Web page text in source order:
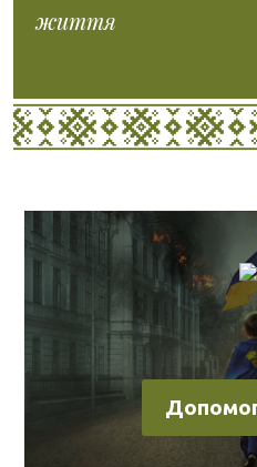
життя